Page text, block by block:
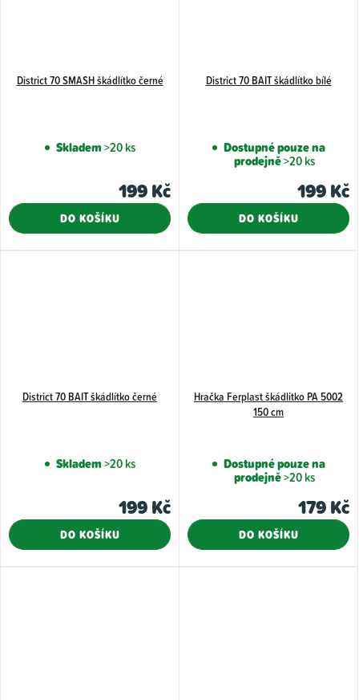
District 70 SMASH škádlítko černé
Skladem>20 ks
199 Kč
DO KOŠÍKU
District 70 BAIT škádlítko bílé
Dostupné pouze na
prodejně>20 ks
199 Kč
DO KOŠÍKU
District 70 BAIT škádlítko černé
Skladem>20 ks
199 Kč
DO KOŠÍKU
Hračka Ferplast škádlitko PA 5002
150 cm
Dostupné pouze na
prodejně>20 ks
179 Kč
DO KOŠÍKU